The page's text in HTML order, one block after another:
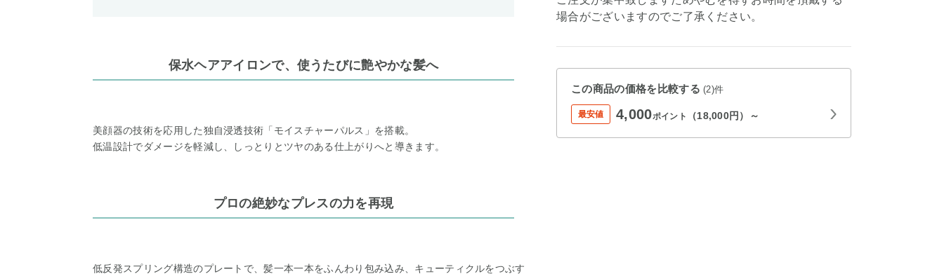
保水ヘアアイロンで、使うたびに艶やかな髪へ
美顔器の技術を応用した独自浸透技術「モイスチャーパルス」を搭載。
低温設計でダメージを軽減し、しっとりとツヤのある仕上がりへと導きます。
プロの絶妙なプレスの力を再現
低反発スプリング構造のプレートで、髪一本一本をふんわり包み込み、キューティクルをつぶす
場合がございますのでご了承ください。
この商品の価格を比較する(2)件
最安値 4,000ポイント （18,000円）～